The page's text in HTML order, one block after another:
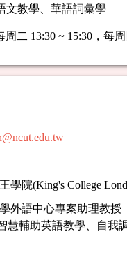
文教學、華語詞彙學
周二 13:30 ~ 15:30，每
學院(King's College
外語中心專案助理教授
慧輔助英語教學、自我